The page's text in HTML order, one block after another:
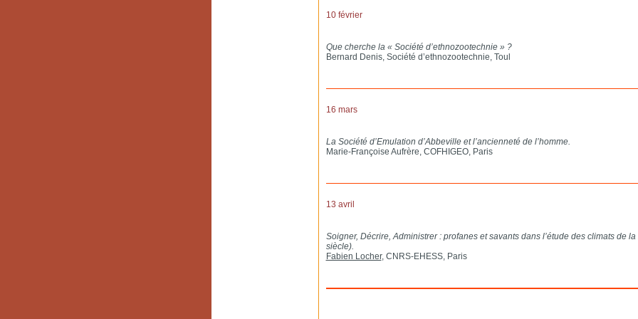
10 février
Que cherche la « Société d’ethnozootechnie » ?
Bernard Denis, Société d’ethnozootechnie, Toul
16 mars
La Société d’Emulation d’Abbeville et l’ancienneté de l’homme.
Marie-Françoise Aufrère, COFHIGEO, Paris
13 avril
Soigner, Décrire, Administrer : profanes et savants dans l’étude des climats de
siècle).
Fabien Locher, CNRS-EHESS, Paris